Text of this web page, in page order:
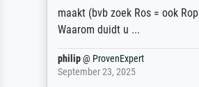
maakt (bvb zoek Ros = ook
Waarom duidt u ...
philip@ ProvenExpert
September 23, 2025